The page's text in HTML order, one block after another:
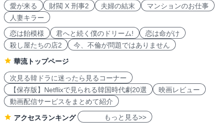
愛が来る 財閥 X 刑事2 夫婦の結末
マンションのお仕事
人妻キラー
恋は飴模様
君へと続く僕のドリーム!
恋は命がけ
殺し屋たちの店2
今、不倫が問題ではありません
華流トップページ
次見る韓ドラに迷ったら見るコーナー
【保存版】Netflixで見られる韓国時代劇20選
映画レビュー
動画配信サービスをまとめて紹介
アクセスランキング もっと見る>>